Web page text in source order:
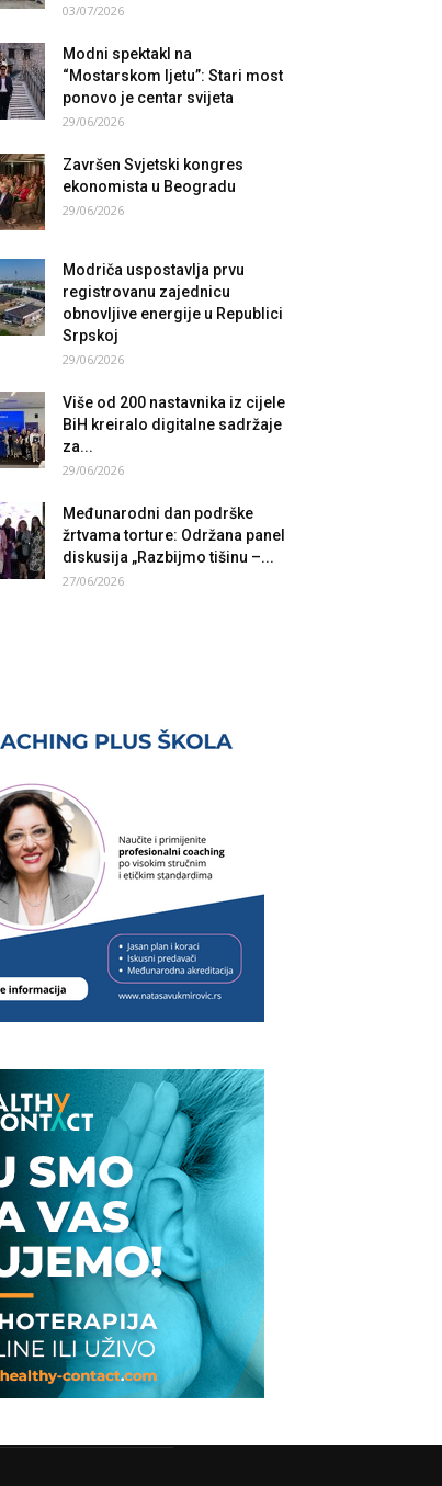
03/07/2026
Modni spektakl na
“Mostarskom ljetu”: Stari most
ponovo je centar svijeta
29/06/2026
Završen Svjetski kongres
ekonomista u Beogradu
29/06/2026
Modriča uspostavlja prvu
registrovanu zajednicu
obnovljive energije u Republici
Srpskoj
29/06/2026
Više od 200 nastavnika iz cijele
BiH kreiralo digitalne sadržaje
za...
29/06/2026
Međunarodni dan podrške
žrtvama torture: Održana panel
diskusija „Razbijmo tišinu –...
27/06/2026